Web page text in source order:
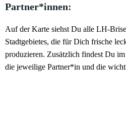
Partner*innen:
Auf der Karte siehst Du alle LH-
Stadtgebietes, die für Dich frische
produzieren. Zusätzlich findest Du
die jeweilige Partner*in und die